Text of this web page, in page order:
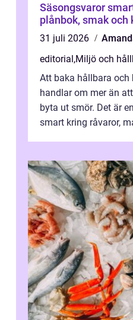
Säsongsvaror smartare matval för
plånbok, smak och
31 juli 2026
editorial,Miljö och
Att baka hållbara
handlar om mer än
byta ut smör. Det är
smart kring råvaror,